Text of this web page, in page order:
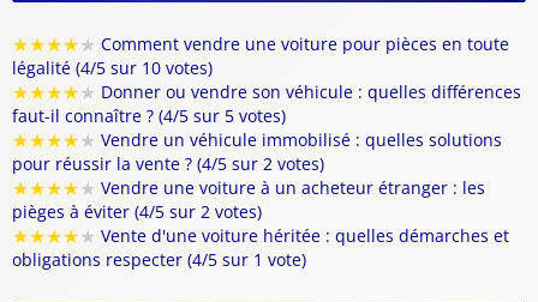
★★★★★ Comment vendre une voiture pour pièces en toute
légalité (4/5 sur 10 votes)
★★★★★ Donner ou vendre son véhicule : quelles différences
faut-il connaître ? (4/5 sur 5 votes)
★★★★★ Vendre un véhicule immobilisé : quelles solutions
pour réussir la vente ? (4/5 sur 2 votes)
★★★★★ Vendre une voiture à un acheteur étranger : les
pièges à éviter (4/5 sur 2 votes)
★★★★★ Vente d'une voiture héritée : quelles démarches et
obligations respecter (4/5 sur 1 vote)